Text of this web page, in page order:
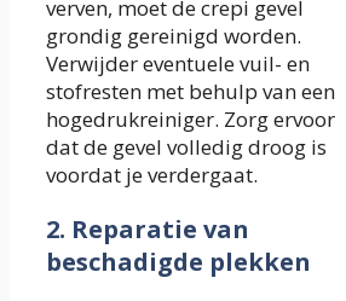
verven, moet de crepi gevel
grondig gereinigd worden.
Verwijder eventuele vuil- en
stofresten met behulp van een
hogedrukreiniger. Zorg ervoor
dat de gevel volledig droog is
voordat je verdergaat.
2. Reparatie van
beschadigde plekken